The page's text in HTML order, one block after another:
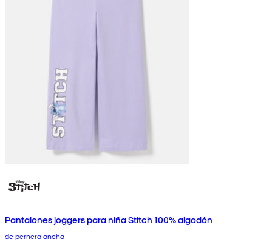
Pantalones joggers para niña Stitch 100% algodón
de pernera ancha